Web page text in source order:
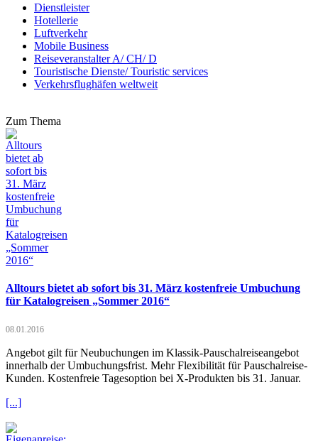
Dienstleister
Hotellerie
Luftverkehr
Mobile Business
Reiseveranstalter A/ CH/ D
Touristische Dienste/ Touristic services
Verkehrsflughäfen weltweit
Zum Thema
Alltours bietet ab sofort bis 31. März kostenfreie Umbuchung
für Katalogreisen „Sommer 2016“
08.01.2016
Angebot gilt für Neubuchungen im Klassik-Pauschalreiseangebot
innerhalb der Umbuchungsfrist. Mehr Flexibilität für Pauschalreise-
Kunden. Kostenfreie Tagesoption bei X-Produkten bis 31. Januar.
[...]